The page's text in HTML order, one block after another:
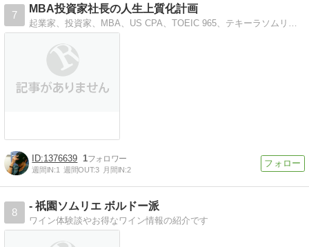
7
MBA投資家社長の人生上質化計画
起業家、投資家、MBA、US CPA、TOEIC 965、テキーラソムリエ…等の様々な顔を持つ自由人の人生上質化（特許庁商標登録済）に向けた日々の日記。
1376639 1
週間IN:1 週間OUT:3 月間IN:2
8
- 祇園ソムリエ ボルドー派
ワイン体験談やお得なワイン情報の紹介です